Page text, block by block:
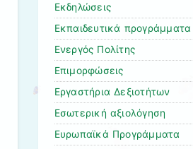
Εκδηλώσεις
Εκπαιδευτικά προγράμματα
Ενεργός Πολίτης
Επιμορφώσεις
Εργαστήρια Δεξιοτήτων
Εσωτερική αξιολόγηση
Ευρωπαϊκά Προγράμματα